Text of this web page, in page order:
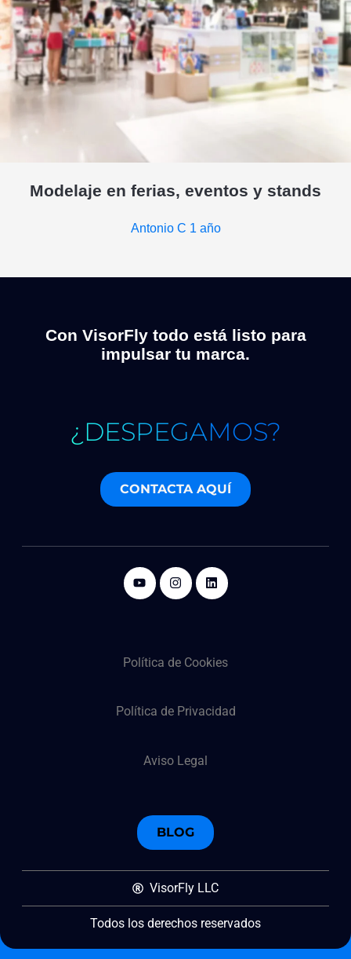
Modelaje en ferias, eventos y stands
Antonio C 1 año
Con VisorFly todo está listo para
impulsar tu marca.
¿DESPEGAMOS?
CONTACTA AQUÍ
Política de Cookies
Política de Privacidad
Aviso Legal
BLOG
VisorFly LLC
Todos los derechos reservados